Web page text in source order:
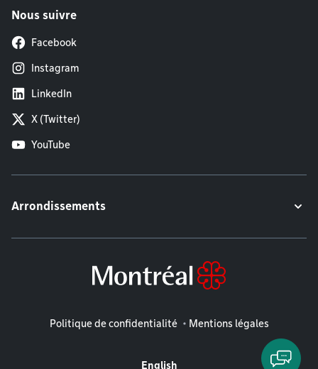
Nous suivre
Facebook
Instagram
LinkedIn
X (Twitter)
YouTube
Arrondissements
Mentions légales
Politique de confidentialité Mentions légales
English